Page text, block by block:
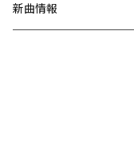
新曲情報